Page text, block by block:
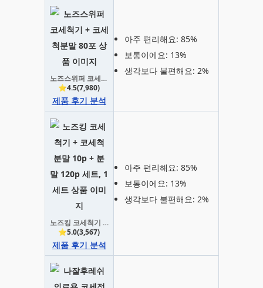
노즈스위퍼 코세척기 + 코세척분말 80포
⭐4.5(7,980)
제품 후기 분석
아주 편리해요: 85%
보통이에요: 13%
생각보다 불편해요: 2%
노즈킹 코세척기 + 코세척 분말 10p + 분말 120p 세트, 1세트
⭐5.0(3,567)
제품 후기 분석
아주 편리해요: 85%
보통이에요: 13%
생각보다 불편해요: 2%